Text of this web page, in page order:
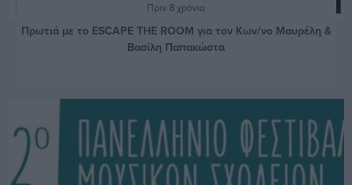
Πριν 8 χρόνια
Πρωτιά με το ESCAPE THE ROOM για τον Κων/νο Μαυρέλη &
Βασίλη Παπακώστα